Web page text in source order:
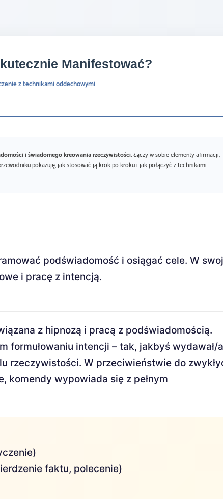
Manifestować?
z technikami oddechowymi
i świadomego kreowania rzeczywistości.Łączy w sobie elementy afirmacji,
pokazuję, jak stosować ją krok po kroku i jak połączyć z technikami
podświadomość i osiągać cele. W
i pracę z intencją.
z hipnozą i pracą z podświadomością.
formułowaniu intencji – tak, jakbyś wydawał/a
rzeczywistości. W przeciwieństwie do
komendy wypowiada się z pełnym
faktu, polecenie)